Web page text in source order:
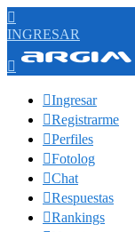

INGRESAR

Ingresar
Registrarme
Perfiles
Fotolog
Chat
Respuestas
Rankings